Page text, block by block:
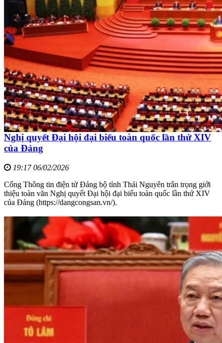
Nghị quyết Đại hội đại biểu toàn quốc lần thứ XIV
của Đảng
19:17 06/02/2026
Cổng Thông tin điện tử Đảng bộ tỉnh Thái Nguyên trân trọng giới
thiệu toàn văn Nghị quyết Đại hội đại biểu toàn quốc lần thứ XIV
của Đảng (https://dangcongsan.vn/).